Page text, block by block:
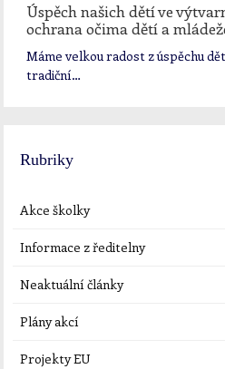
Úspěch našich dětí ve
ochrana očima dětí a
Máme velkou radost z úspěchu
tradiční…
Rubriky
Akce školky
Informace z ředitelny
Neaktuální články
Plány akcí
Projekty EU